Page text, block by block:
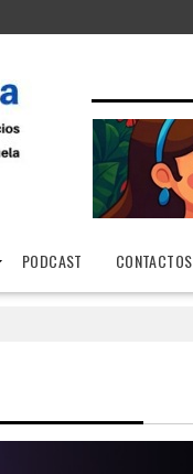
PODCAST CONTACTOS